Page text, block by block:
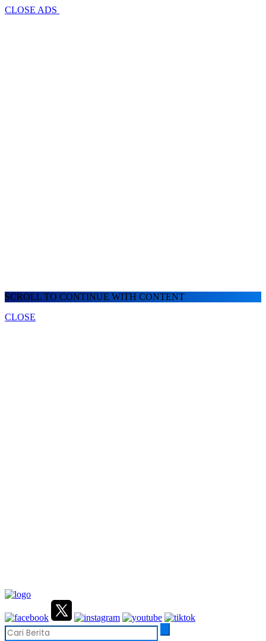
CLOSE ADS
SCROLL TO CONTINUE WITH CONTENT
CLOSE